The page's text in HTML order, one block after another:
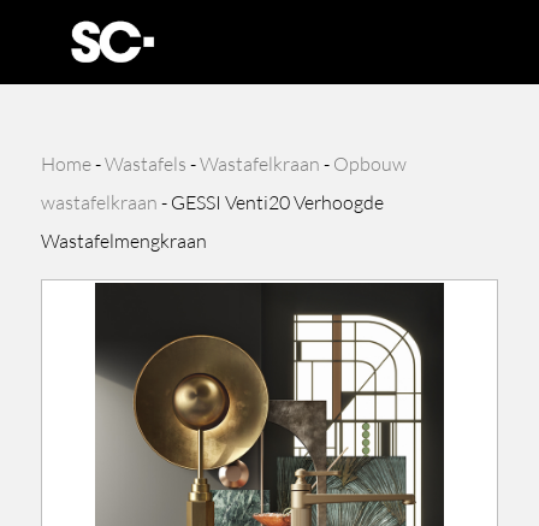
Home-Wastafels -Wastafelkraan - Opbouw
wastafelkraan - GESSI Venti20 Verhoogde
Wastafelmengkraan